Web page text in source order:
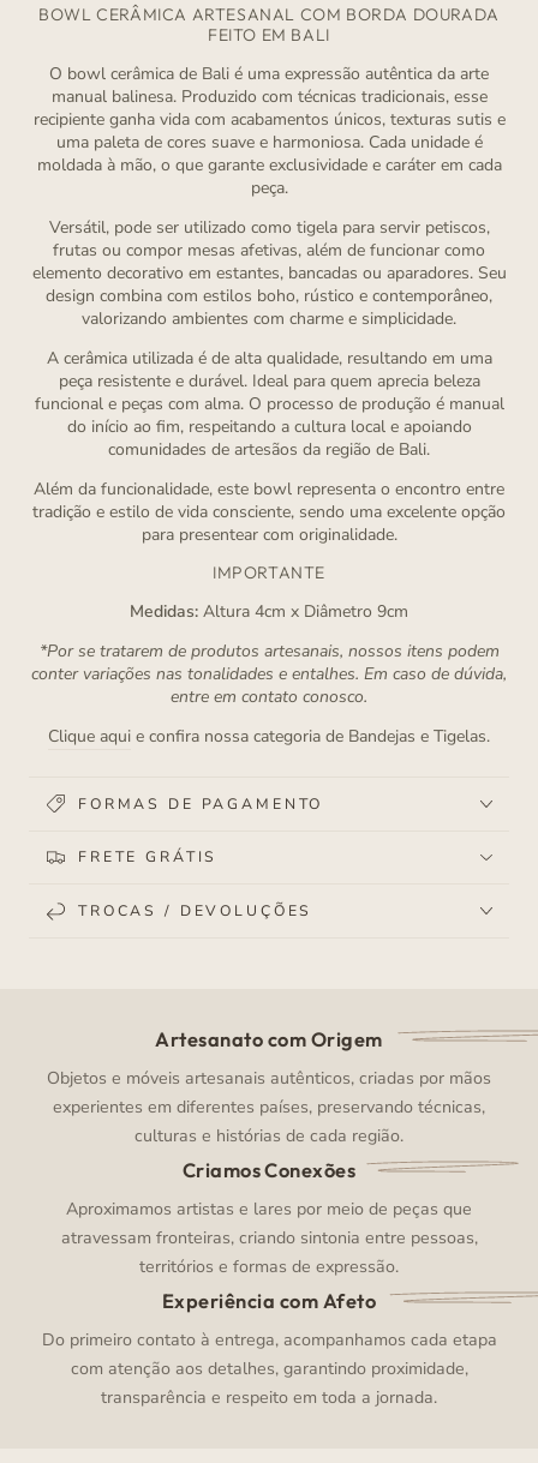
BOWL CERÂMICA ARTESANAL COM BORDA DOURADA
FEITO EM BALI
O bowl cerâmica de Bali é uma expressão autêntica da arte
manual balinesa. Produzido com técnicas tradicionais, esse
recipiente ganha vida com acabamentos únicos, texturas sutis e
uma paleta de cores suave e harmoniosa. Cada unidade é
moldada à mão, o que garante exclusividade e caráter em cada
peça.
Versátil, pode ser utilizado como tigela para servir petiscos,
frutas ou compor mesas afetivas, além de funcionar como
elemento decorativo em estantes, bancadas ou aparadores. Seu
design combina com estilos boho, rústico e contemporâneo,
valorizando ambientes com charme e simplicidade.
A cerâmica utilizada é de alta qualidade, resultando em uma
peça resistente e durável. Ideal para quem aprecia beleza
funcional e peças com alma. O processo de produção é manual
do início ao fim, respeitando a cultura local e apoiando
comunidades de artesãos da região de Bali.
Além da funcionalidade, este bowl representa o encontro entre
tradição e estilo de vida consciente, sendo uma excelente opção
para presentear com originalidade.
IMPORTANTE
Medidas: Altura 4cm x Diâmetro 9cm
*Por se tratarem de produtos artesanais, nossos itens podem
conter variações nas tonalidades e entalhes. Em caso de dúvida,
entre em contato conosco.
Clique aqui e confira nossa categoria de Bandejas e Tigelas.
FORMAS DE PAGAMENTO
FRETE GRÁTIS
TROCAS / DEVOLUÇÕES
Artesanato com Origem
Objetos e móveis artesanais autênticos, criadas por mãos
experientes em diferentes países, preservando técnicas,
culturas e histórias de cada região.
Criamos Conexões
Aproximamos artistas e lares por meio de peças que
atravessam fronteiras, criando sintonia entre pessoas,
territórios e formas de expressão.
Experiência com Afeto
Do primeiro contato à entrega, acompanhamos cada etapa
com atenção aos detalhes, garantindo proximidade,
transparência e respeito em toda a jornada.